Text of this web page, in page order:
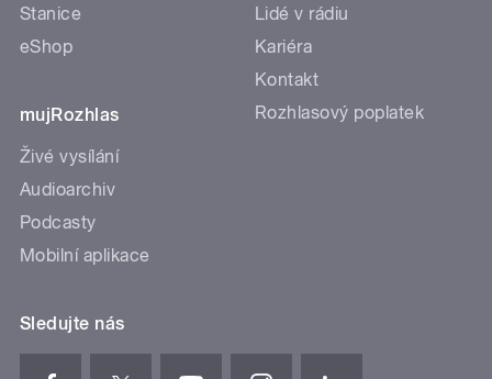
Stanice
eShop
mujRozhlas
Živé vysílání
Audioarchiv
Podcasty
Mobilní aplikace
Lidé v rádiu
Kariéra
Kontakt
Rozhlasový poplatek
Sledujte nás